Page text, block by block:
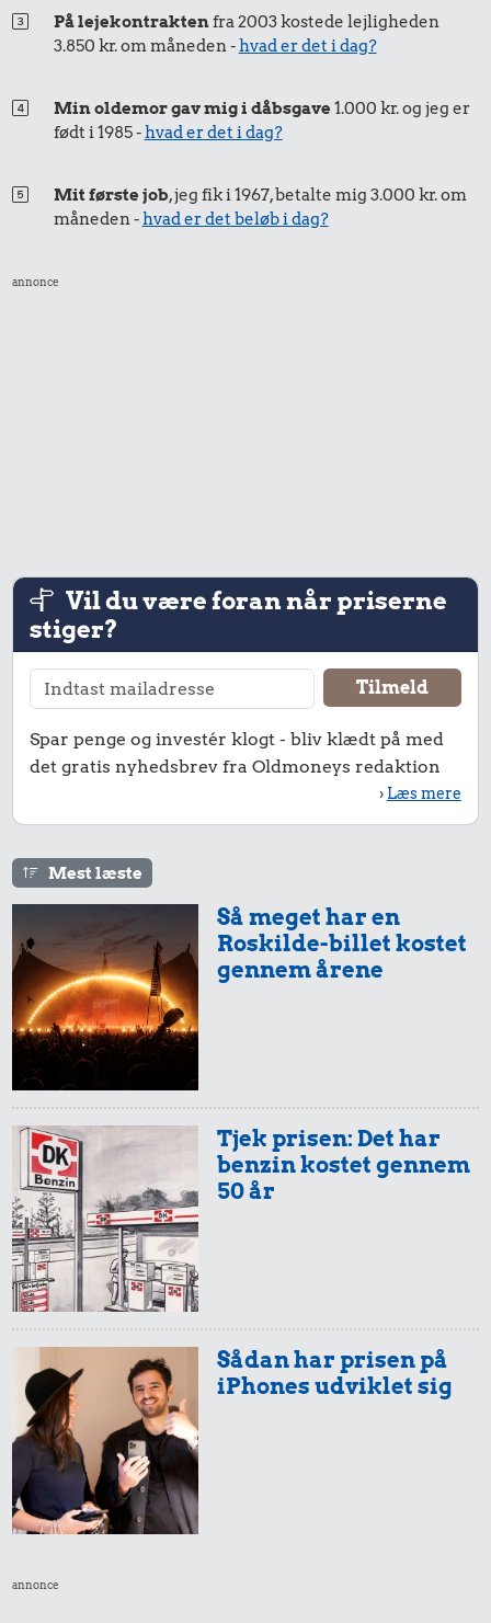
På lejekontraktenfra 2003 kostede lejligheden
3.850 kr. om måneden -hvad er det i dag?
Min oldemor gav mig i dåbsgave1.000 kr. og jeg er
født i 1985 -hvad er det i dag?
Mit første job, jeg fik i 1967, betalte mig 3.000 kr. om
måneden -hvad er det beløb i dag?
annonce
Vil du være foran når priserne
stiger?
Spar penge og investér klogt - bliv klædt på med
det gratis nyhedsbrev fra Oldmoneys redaktion
› Læs mere
Mest læste
Så meget har en
Roskilde-billet kostet
gennem årene
Tjek prisen: Det har
benzin kostet gennem
50 år
Sådan har prisen på
iPhones udviklet sig
annonce